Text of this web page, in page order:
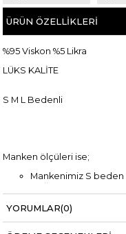
ÜRÜN ÖZELLIKLERI
%95 Viskon %5 Likra
LÜKS KALİTE
S M L Bedenli
Manken ölçüleri ise;
Mankenimiz S
Göğüs 83 cm
Bel 66 cm
Baldır 54 cm
YORUMLAR(0)